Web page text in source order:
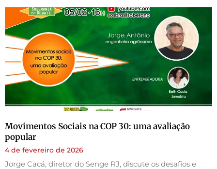
Movimentos Sociais na COP 30: uma avaliação
popular
4 de fevereiro de 2026
Jorge Cacá, diretor do Senge RJ, discute os desafios e